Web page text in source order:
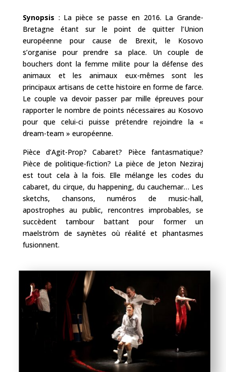
Synopsis : La pièce se passe en 2016. La Grande-
Bretagne étant sur le point de quitter l’Union
européenne pour cause de Brexit, le Kosovo
s’organise pour prendre sa place. Un couple de
bouchers dont la femme milite pour la défense des
animaux et les animaux eux-mêmes sont les
principaux artisans de cette histoire en forme de farce.
Le couple va devoir passer par mille épreuves pour
rapporter le nombre de points nécessaires au Kosovo
pour que celui-ci puisse prétendre rejoindre la «
dream-team » européenne.
Pièce d’Agit-Prop? Cabaret? Pièce fantasmatique?
Pièce de politique-fiction? La pièce de Jeton Neziraj
est tout cela à la fois. Elle mélange les codes du
cabaret, du cirque, du happening, du cauchemar… Les
sketchs, chansons, numéros de music-hall,
apostrophes au public, rencontres improbables, se
succèdent tambour battant pour former un
maelström de saynètes où réalité et phantasmes
fusionnent.